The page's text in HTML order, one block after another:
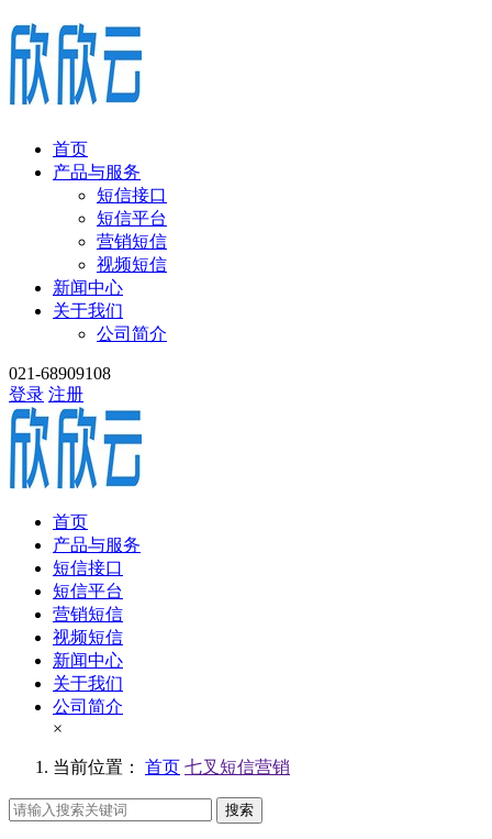
首页
产品与服务
短信接口
短信平台
营销短信
视频短信
新闻中心
关于我们
公司简介
021-68909108
登录 注册
首页
产品与服务
短信接口
短信平台
营销短信
视频短信
新闻中心
关于我们
公司简介
×
当前位置： 首页 七叉短信营销
搜索